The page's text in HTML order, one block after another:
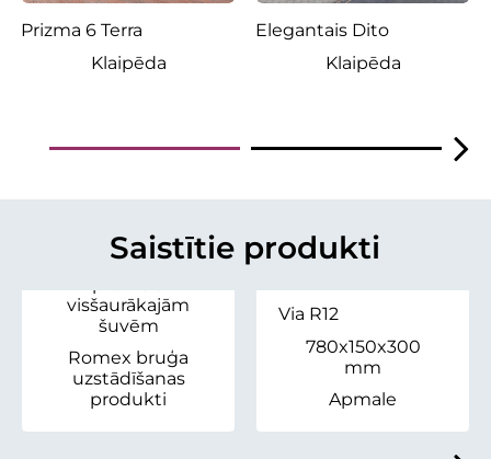
Prizma 6 Terra
Klaipēda
Elegantais Dito
Klaipēda
Saistītie produkti
Šuvju
visšaurākajām
šuvēm
Romex bruģa
uzstādīšanas
produkti
Via R12
780x150x300
mm
Apmale